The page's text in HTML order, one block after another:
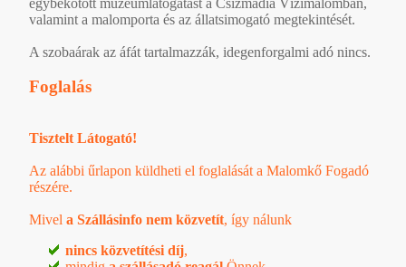
valamint a malomporta és az állatsimogató megtekintését.
A szobaárak az áfát tartalmazzák, idegenforgalmi adó nincs.
Foglalás
Tisztelt Látogató!
Az alábbi űrlapon küldheti el foglalását a Malomkő Fogadó
részére.
Mivel a Szállásinfo nem közvetít, így nálunk
nincs közvetítési díj,